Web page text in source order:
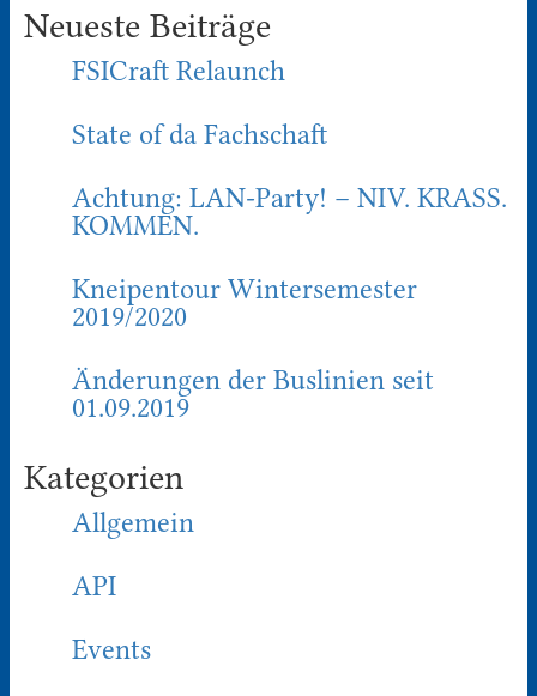
Neueste Beiträge
FSICraft Relaunch
State of da Fachschaft
Achtung: LAN-Party! – NIV. KRASS.
KOMMEN.
Kneipentour Wintersemester
2019/2020
Änderungen der Buslinien seit
01.09.2019
Kategorien
Allgemein
API
Events